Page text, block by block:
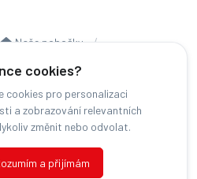
cookies?
cookies pro personalizaci
a zobrazování relevantních
změnit nebo odvolat.
a přijímám
Naše pobočky
vyhrazena.